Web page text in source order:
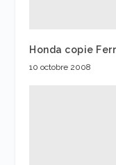
Honda copie
10 octobre 2008